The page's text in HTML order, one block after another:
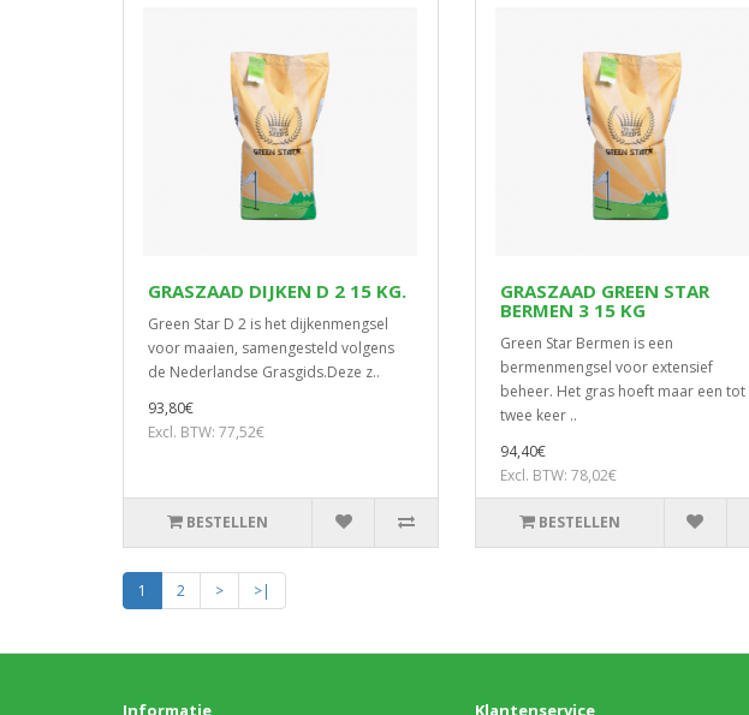
GRASZAAD DIJKEN D 2 15 KG.
Green Star D 2 is het dijkenmengsel
voor maaien, samengesteld volgens
de Nederlandse Grasgids.Deze z..
93,80€
Excl. BTW: 77,52€
BESTELLEN
GRASZAAD GREEN STAR
BERMEN 3 15 KG
Green Star Bermen is een
bermenmengsel voor extensief
beheer. Het gras hoeft maar een tot
twee keer ..
94,40€
Excl. BTW: 78,02€
BESTELLEN
1 2 > >|
Informatie Klantenservice